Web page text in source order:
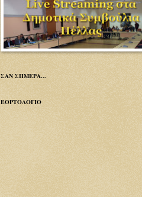
ΣΑΝ ΣΗΜΕΡΑ...
ΕΟΡΤΟΛΟΓΙΟ